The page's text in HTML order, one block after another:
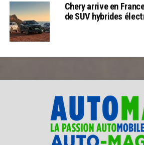
Chery arrive en
de SUV hybrides